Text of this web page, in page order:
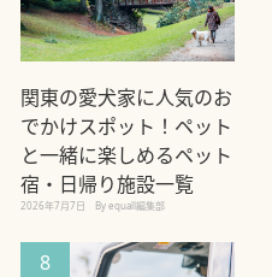
関東の愛犬家に人気のお
でかけスポット！ペット
と一緒に楽しめるペット
宿・日帰り施設一覧
2026年7月7日 By equall編集部
8